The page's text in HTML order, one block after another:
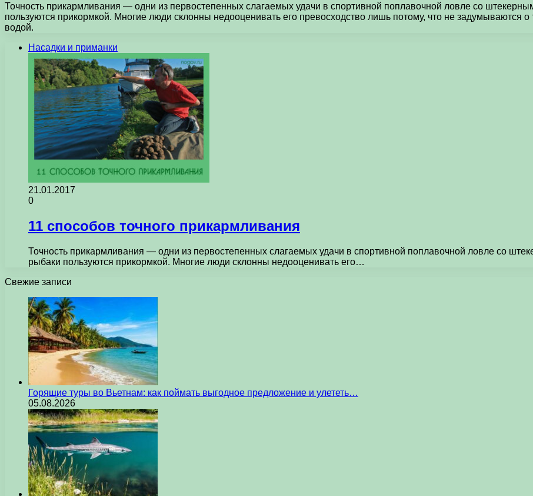
Точность прикармливания — одни из первостепенных слагаемых удачи в спортивной поплавочной ловле со
пользуются прикормкой. Многие люди склонны недооценивать его превосходство лишь потому, что не задумываются
водой.
Насадки и приманки
21.01.2017
0
11 способов точного прикармливания
Точность прикармливания — одни из первостепенных слагаемых удачи в спортивной поплавочной ловле со
рыбаки пользуются прикормкой. Многие люди склонны недооценивать его…
Свежие записи
Горящие туры во Вьетнам: как поймать выгодное предложение и улететь…
05.08.2026